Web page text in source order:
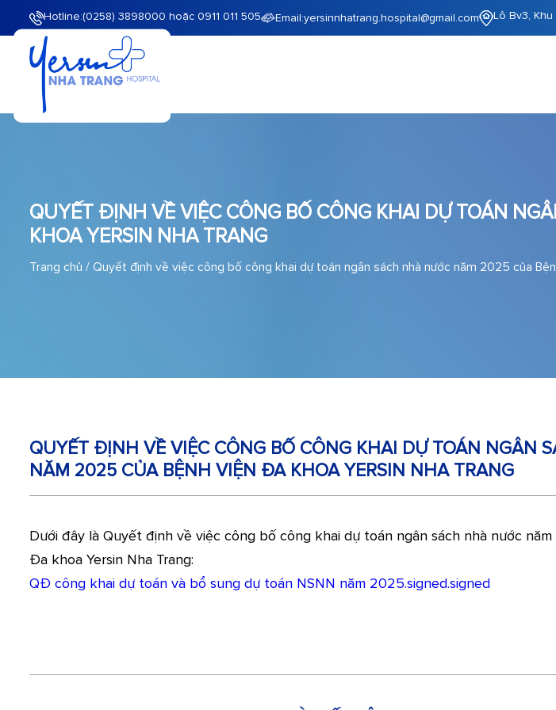
Hotline:(0258) 3898000 hoặc 0911 011 505 Email:yersinnhatrang.hospital@gmail.com Lô Bv3,
QUYẾT ĐỊNH VỀ VIỆC CÔNG BỐ CÔNG KHAI DỰ TOÁN
KHOA YERSIN NHA TRANG
Trang chủ / Quyết định về việc công bố công khai dự toán ngân sách nhà nước năm 2025 của
QUYẾT ĐỊNH VỀ VIỆC CÔNG BỐ CÔNG KHAI DỰ TOÁN NGÂN
NĂM 2025 CỦA BỆNH VIỆN ĐA KHOA YERSIN NHA TRANG
Dưới đây là Quyết định về việc công bố công khai dự toán ngân sách nhà nước
Đa khoa Yersin Nha Trang:
QĐ công khai dự toán và bổ sung dự toán NSNN năm 2025.signed.signed